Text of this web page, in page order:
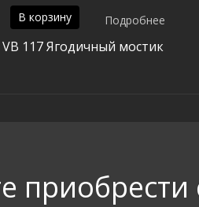
В корзину Подробнее
VB 117 Ягодичный мостик